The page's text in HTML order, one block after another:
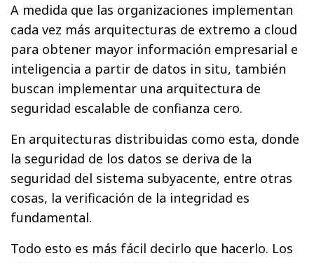
A medida que las organizaciones implementan
cada vez más arquitecturas de extremo a cloud
para obtener mayor información empresarial e
inteligencia a partir de datos in situ, también
buscan implementar una arquitectura de
seguridad escalable de confianza cero.
En arquitecturas distribuidas como esta, donde
la seguridad de los datos se deriva de la
seguridad del sistema subyacente, entre otras
cosas, la verificación de la integridad es
fundamental.
Todo esto es más fácil decirlo que hacerlo. Los